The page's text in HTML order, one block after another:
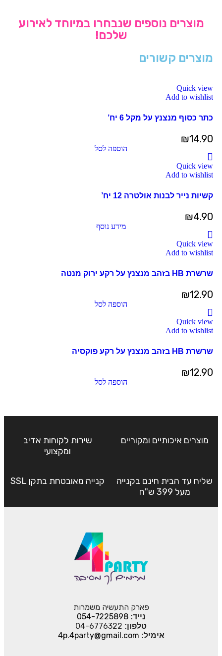
מוצרים נוספים שנבחרו במיוחד לאירוע
שלכם!
מוצרים קשורים
Quick view
Add to wishlist
כתר כסוף מנצנץ על מקל 6 יח’
₪14.90
הוספה לסל
OUT
Quick view
Add to wishlist
קשיות נייר לבנות אולטרה 12 יח’
₪4.90
מידע נוסף
Quick view
Add to wishlist
שרשרת HB בזהב מנצנץ על רקע ירוק מנטה
₪12.90
הוספה לסל
Quick view
Add to wishlist
שרשרת HB בזהב מנצנץ על רקע פוקסיה
₪12.90
הוספה לסל
מוצרים איכותיים ומקוריים
שירות לקוחות אדיב
ומקצועי
שליח עד הבית חינם בקנייה
מעל 399 ש"ח
קנייה מאובטחת בתקן SSL
פארק התעשיה משמרות
נייד:054-7225898
טלפון: 04-6776322
אימיל: 4p.4party@gmail.com